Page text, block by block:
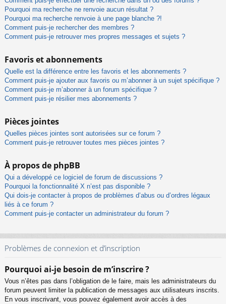
Pourquoi ma recherche ne renvoie aucun résultat ?
Pourquoi ma recherche renvoie à une page blanche ?!
Comment puis-je rechercher des membres ?
Comment puis-je retrouver mes propres messages et sujets ?
Favoris et abonnements
Quelle est la différence entre les favoris et les abonnements ?
Comment puis-je ajouter aux favoris ou m’abonner à un sujet spécifique ?
Comment puis-je m’abonner à un forum spécifique ?
Comment puis-je résilier mes abonnements ?
Pièces jointes
Quelles pièces jointes sont autorisées sur ce forum ?
Comment puis-je retrouver toutes mes pièces jointes ?
À propos de phpBB
Qui a développé ce logiciel de forum de discussions ?
Pourquoi la fonctionnalité X n’est pas disponible ?
Qui dois-je contacter à propos de problèmes d’abus ou d’ordres légaux
liés à ce forum ?
Comment puis-je contacter un administrateur du forum ?
Problèmes de connexion et d’inscription
Pourquoi ai-je besoin de m’inscrire ?
Vous n’êtes pas dans l’obligation de le faire, mais les administrateurs du
forum peuvent limiter la publication de messages aux utilisateurs inscrits.
En vous inscrivant, vous pouvez également avoir accès à des